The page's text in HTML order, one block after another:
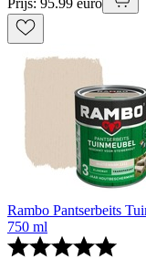
Rambo Pantserbeits
750 ml